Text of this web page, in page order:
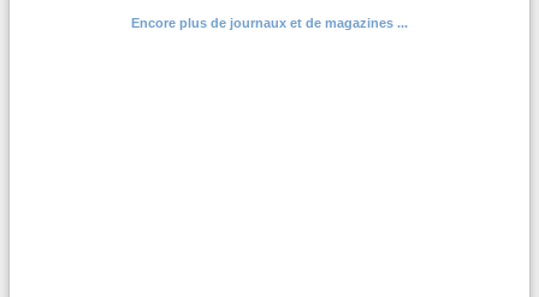
Encore plus de journaux et de magazines ...